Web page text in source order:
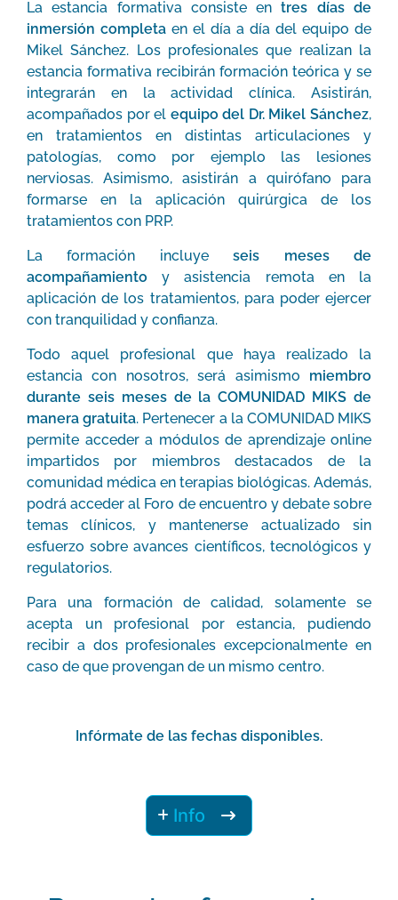
La estancia formativa consiste entres días de
inmersión completa en el día a día del equipo de
Mikel Sánchez. Los profesionales que realizan la
estancia formativa recibirán formación teórica y se
integrarán en la actividad clínica. Asistirán,
acompañados por el equipo del Dr. Mikel Sánchez,
en tratamientos en distintas articulaciones y
patologías, como por ejemplo las lesiones
nerviosas. Asimismo, asistirán a quirófano para
formarse en la aplicación quirúrgica de los
tratamientos con PRP.
La formación incluyeseis meses de
acompañamiento y asistencia remota en la
aplicación de los tratamientos, para poder ejercer
con tranquilidad y confianza.
Todo aquel profesional que haya realizado la
estancia con nosotros, será asimismo miembro
durante seis meses de la COMUNIDAD MIKS de
manera gratuita. Pertenecer a la COMUNIDAD MIKS
permite acceder a módulos de aprendizaje online
impartidos por miembros destacados de la
comunidad médica en terapias biológicas. Además,
podrá acceder al Foro de encuentro y debate sobre
temas clínicos, y mantenerse actualizado sin
esfuerzo sobre avances científicos, tecnológicos y
regulatorios.
Para una formación de calidad, solamente se
acepta un profesional por estancia, pudiendo
recibir a dos profesionales excepcionalmente en
caso de que provengan de un mismo centro.
Infórmate de las fechas disponibles.
Info